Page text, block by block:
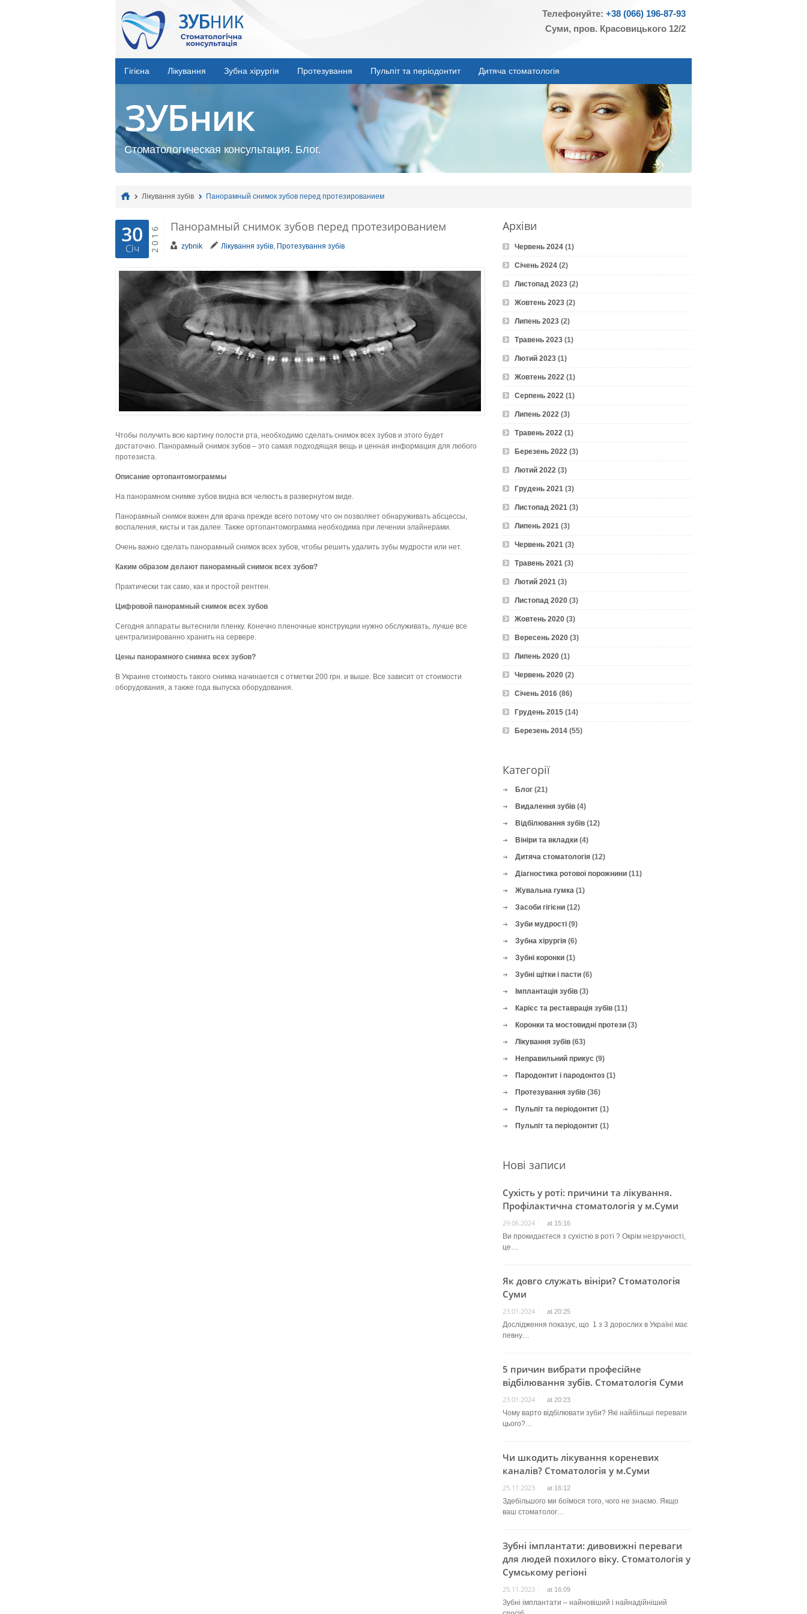
Телефонуйте: +38 (066) 196-87-93
Суми, пров. Красовицького 12/2
Гігієна Лікування Зубна хірургія Протезування Пульпіт та періодонтит Дитяча стоматологія
ЗУБник
Стоматологическая консультация. Блог.
Лікування зубів Панорамный снимок зубов перед протезированием
30
Січ 2016 Панорамный снимок зубов перед протезированием
zybnik Лікування зубів Протезування зубів
Чтобы получить всю картину полости рта, необходимо сделать снимок всех зубов и этого будет
достаточно. Панорамный снимок зубов – это самая подходящая вещь и ценная информация для любого
протезиста.
Описание ортопантомограммы
На панорамном снимке зубов видна вся челюсть в развернутом виде.
Панорамный снимок важен для врача прежде всего потому что он позволяет обнаруживать абсцессы,
воспаления, кисты и так далее. Также ортопантомограмма необходима при лечении элайнерами.
Очень важно сделать панорамный снимок всех зубов, чтобы решить удалить зубы мудрости или нет.
Каким образом делают панорамный снимок всех зубов?
Практически так само, как и простой рентген.
Цифровой панорамный снимок всех зубов
Сегодня аппараты вытеснили пленку. Конечно пленочные конструкции нужно обслуживать, лучше все
централизированно хранить на сервере.
Цены панорамного снимка всех зубов?
В Украине стоимость такого снимка начинается с отметки 200 грн. и выше. Все зависит от стоимости
оборудования, а также года выпуска оборудования.
Архіви
Червень 2024 (1)
Січень 2024 (2)
Листопад 2023 (2)
Жовтень 2023 (2)
Липень 2023 (2)
Травень 2023 (1)
Лютий 2023 (1)
Жовтень 2022 (1)
Серпень 2022 (1)
Липень 2022 (3)
Травень 2022 (1)
Березень 2022 (3)
Лютий 2022 (3)
Грудень 2021 (3)
Листопад 2021 (3)
Липень 2021 (3)
Червень 2021 (3)
Травень 2021 (3)
Лютий 2021 (3)
Листопад 2020 (3)
Жовтень 2020 (3)
Вересень 2020 (3)
Липень 2020 (1)
Червень 2020 (2)
Січень 2016 (86)
Грудень 2015 (14)
Березень 2014 (55)
Категорії
Блог (21)
Видалення зубів (4)
Відбілювання зубів (12)
Вініри та вкладки (4)
Дитяча стоматологія (12)
Діагностика ротової порожнини (11)
Жувальна гумка (1)
Засоби гігієни (12)
Зуби мудрості (9)
Зубна хірургія (6)
Зубні коронки (1)
Зубні щітки і пасти (6)
Імплантація зубів (3)
Карієс та реставрація зубів (11)
Коронки та мостовидні протези (3)
Лікування зубів (63)
Неправильний прикус (9)
Пародонтит і пародонтоз (1)
Протезування зубів (36)
Пульпіт та періодонтит (1)
Пульпіт та періодонтит (1)
Нові записи
Сухість у роті: причини та лікування.
Профілактична стоматологія у м.Суми
29.06.2024 at 15:16
Ви прокидаєтеся з сухістю в роті ? Окрім незручності,
це…
Як довго служать вініри? Стоматологія
Суми
23.01.2024 at 20:25
Дослідження показує, що 1 з 3 дорослих в Україні має
певну…
5 причин вибрати професійне
відбілювання зубів. Стоматологія Суми
23.01.2024 at 20:23
Чому варто відбілювати зуби? Які найбільші переваги
цього?…
Чи шкодить лікування кореневих
каналів? Стоматологія у м.Суми
25.11.2023 at 16:12
Здебільшого ми боїмося того, чого не знаємо. Якщо
ваш стоматолог…
Зубні імплантати: дивовижні переваги
для людей похилого віку. Стоматологія у
Сумському регіоні
25.11.2023 at 16:09
Зубні імплантати – найновіший і найнадійніший